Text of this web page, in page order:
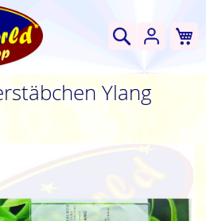
Suche
Ylang